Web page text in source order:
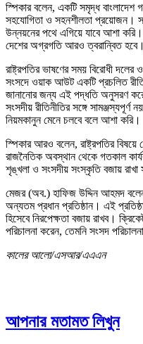
স্পিকার বলেন, একটি সমৃদ্ধ
সহযোগিতা ও সহনশীলতা প্রয়োজন।
উন্নয়নের পথে এগিয়ে যাবে আশা
দেশের অগ্রগতি আরও ত্বরান্বিত হবে।
রাষ্ট্রপতির ভাষণের সময় বিরোধী
সংসদে ওয়াক আউট একটি প্রচলিত
জানানোর জন্য এই পদ্ধতি অনুসরণ
সংসদীয় রীতিনীতির সঙ্গে
নিয়মকানুন মেনে চলবে বলে আশা করি।
স্পিকার আরও বলেন, রাষ্ট্রপতির
রাজনৈতিক অবস্থান থেকে গতকাল
শৃঙ্খলা ও সংসদীয় সংস্কৃতি বজায় রাখা
মেজর (অব.) হাফিজ উদ্দিন আহমদ
অন্যতম প্রধান প্রতিষ্ঠান। এই
হিসেবে নিরপেক্ষতা বজায় রাখব।
পরিচালনা করেন, তেমনি সংসদ
কালের আলো/এসআর/এএএন
আপনার মতামত লিখুন